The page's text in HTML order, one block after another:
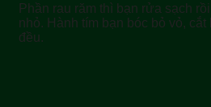
Phần rau răm thì bạn rửa sạch
nhỏ. Hành tím bạn bóc bỏ vỏ,
đều.